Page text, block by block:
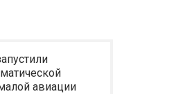
авиации